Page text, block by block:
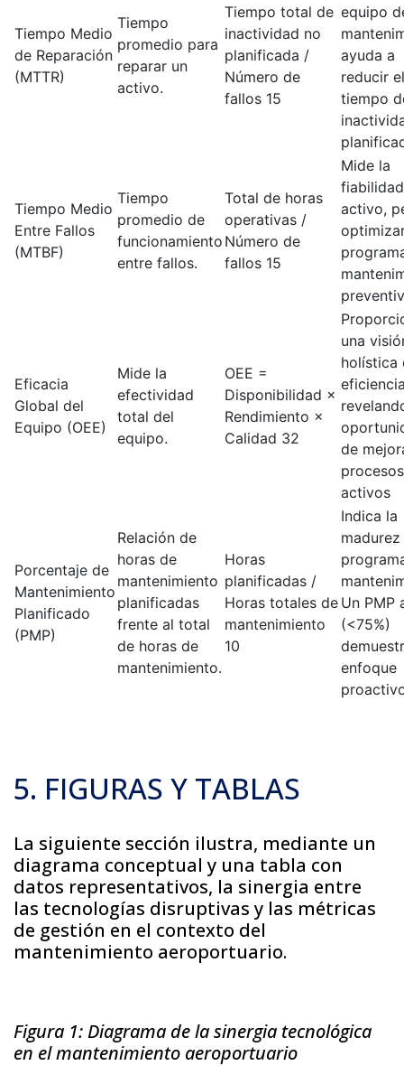
Tiempo Medio
de Reparación
(MTTR)
Tiempo
promedio para
reparar un
activo.
Tiempo total de
inactividad no
planificada /
Número de
fallos 15
equipo
ayuda a
reducir el
tiempo
Tiempo Medio
Entre Fallos
(MTBF)
Tiempo
promedio de
funcionamiento
entre fallos.
Total de horas
operativas /
Número de
fallos 15
Mide la
activo,
Eficacia
Global del
Equipo (OEE)
Mide la
efectividad
total del
equipo.
OEE =
Disponibilidad ×
Rendimiento ×
Calidad 32
una
holística
de
activos
Porcentaje de
Mantenimiento
Planificado
(PMP)
Relación de
horas de
mantenimiento
planificadas
frente al total
de horas de
mantenimiento.
Horas
planificadas /
Horas totales de
mantenimiento
10
Indica la
Un PMP
(<75%)
enfoque
5. FIGURAS Y TABLAS
La siguiente sección ilustra, mediante un
diagrama conceptual y una tabla con
datos representativos, la sinergia entre
las tecnologías disruptivas y las métricas
de gestión en el contexto del
mantenimiento aeroportuario.
Figura 1: Diagrama de la sinergia tecnológica
en el mantenimiento aeroportuario